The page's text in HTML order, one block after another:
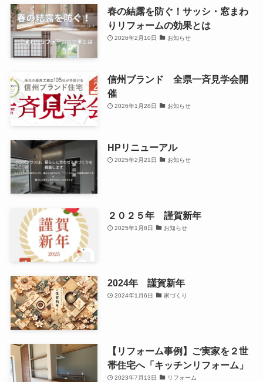
春の結露を防ぐ！サッシ・窓まわ
りリフォームの効果とは
2026年2月10日 お知らせ
信州ブランド 全県一斉見学会開
催
2026年1月28日 お知らせ
HPリニューアル
2025年2月21日 お知らせ
２０２５年 謹賀新年
2025年1月8日 お知らせ
2024年 謹賀新年
2024年1月6日 家づくり
【リフォーム事例】ご実家を２世
帯住宅へ「キッチンリフォーム」
2023年7月13日 リフォーム